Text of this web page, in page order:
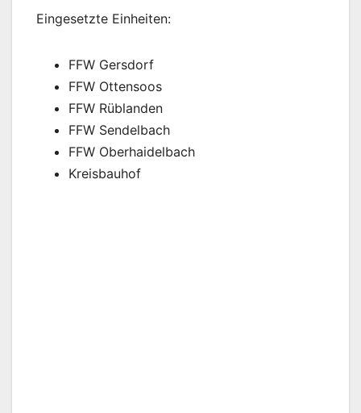
Eingesetzte Einheiten:
FFW Gersdorf
FFW Ottensoos
FFW Rüblanden
FFW Sendelbach
FFW Oberhaidelbach
Kreisbauhof